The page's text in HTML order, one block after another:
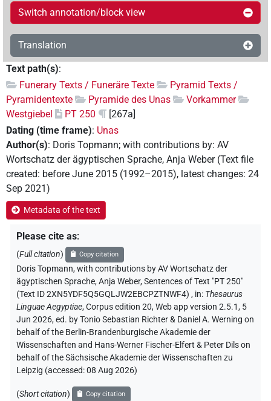
Switch annotation/block view
Translation
Text path(s):
Funerary Texts / Funeräre Texte
Pyramid Texts /
Pyramidentexte
Pyramide des Unas
Vorkammer
Westgiebel
PT 250
[267a]
Dating (time frame): Unas
Author(s): Doris Topmann; with contributions by: AV
Wortschatz der ägyptischen Sprache, Anja Weber (Text file
created: before June 2015 (1992–2015), latest changes: 24
Sep 2021 )
Metadata of the text
Please cite as:
(Full citation) Copy citation
Doris Topmann,with contributions byAV Wortschatz der
ägyptischen Sprache, Anja Weber,Sentences of Text "PT 250"
(Text ID 2XN5YDF5Q5GQLJW2EBCPZTNWF4) , in: Thesaurus
Linguae Aegyptiae,Corpus edition 20, Web app version 2.5.1, 5
Jun 2026, ed. by Tonio Sebastian Richter & Daniel A. Werning on
behalf of the Berlin-Brandenburgische Akademie der
Wissenschaften and Hans-Werner Fischer-Elfert & Peter Dils on
behalf of the Sächsische Akademie der Wissenschaften zu
Leipzig (accessed:08 Aug 2026)
(Short citation) Copy citation